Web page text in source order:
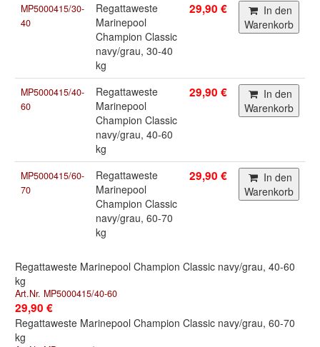
MP5000415/30-
40
Regattaweste
Marinepool
Champion Classic
navy/grau, 30-40
kg
29,90 €
Warenkorb
MP5000415/40-
60
Regattaweste
Marinepool
Champion Classic
navy/grau, 40-60
kg
29,90 €
Warenkorb
MP5000415/60-
70
Regattaweste
Marinepool
Champion Classic
navy/grau, 60-70
kg
29,90 €
Warenkorb
Regattaweste Marinepool Champion Classic navy/grau, 40-60
kg
Art.Nr. MP5000415/40-60
29,90 €
Regattaweste Marinepool Champion Classic navy/grau, 60-70
kg